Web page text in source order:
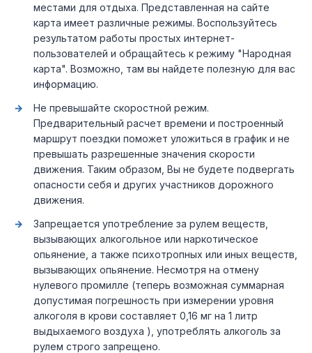
местами для отдыха. Представленная на сайте
карта имеет различные режимы. Воспользуйтесь
результатом работы простых интернет-
пользователей и обращайтесь к режиму "Народная
карта". Возможно, там вы найдете полезную для вас
информацию.
Не превышайте скоростной режим.
Предварительный расчет времени и построенный
маршрут поездки поможет уложиться в график и не
превышать разрешенные значения скорости
движения. Таким образом, Вы не будете подвергать
опасности себя и других участников дорожного
движения.
Запрещается употребление за рулем веществ,
вызывающих алкогольное или наркотическое
опьянение, а также психотропных или иных веществ,
вызывающих опьянение. Несмотря на отмену
нулевого промилле (теперь возможная суммарная
допустимая погрешность при измерении уровня
алкоголя в крови составляет 0,16 мг на 1 литр
выдыхаемого воздуха ), употреблять алкоголь за
рулем строго запрещено.